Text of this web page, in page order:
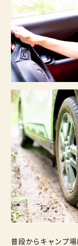
普段からキャンプ